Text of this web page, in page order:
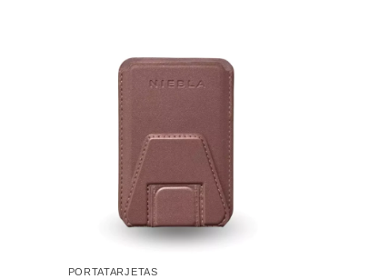
PORTATARJETAS